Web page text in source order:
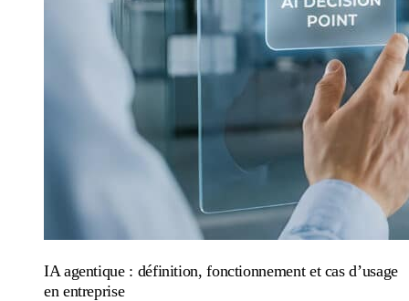
IA agentique : définition, fonctionnement et cas d’usage
en entreprise